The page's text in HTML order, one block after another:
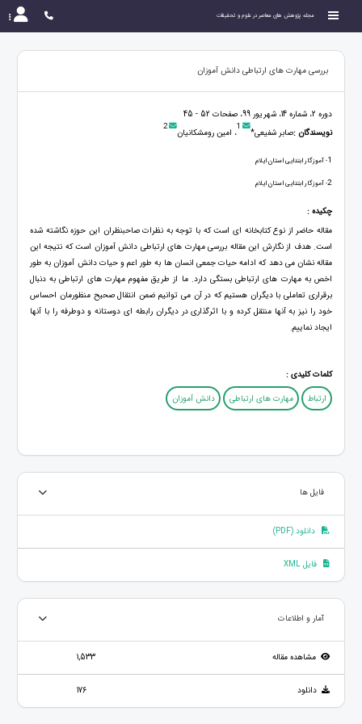
مجله پژوهش های معاصر در علوم و تحقیقات
بررسی مهارت های ارتباطی دانش آموزان
دوره 2، شماره 14، شهریور 99، صفحات 52 - 45
نویسندگان :صابر شفیعی* 1، امین رومشکانیان 2
1- آموزگار ابتدایی استان ایلام
2- آموزگار ابتدایی استان ایلام
چکیده :
مقاله حاضر از نوع کتابخانه ای است که با توجه به نظرات صاحبنظران این حوزه نگاشته شده
است. هدف از نگارش این مقاله بررسی مهارت های ارتباطی دانش آموزان است که نتیجه این
مقاله نشان می دهد که ادامه حیات جمعی انسان ها به طور اعم و حیات دانش آموزان به طور
اخص به مهارت های ارتباطی بستگی دارد. ما از طریق مفهوم مهارت های ارتباطی به دنبال
برقراری تعاملی با دیگران هستیم که در آن می توانیم ضمن انتقال صحیح منظورمان احساس
خود را نیز به آنها منتقل کرده و با اثرگذاری در دیگران رابطه ای دوستانه و دوطرفه را با آنها
ایجاد نماییم.
کلمات کلیدی :
ارتباط
مهارت های ارتباطی دانش آموزان
فایل ها
دانلود (PDF)
فایل XML
آمار و اطلاعات
مشاهده مقاله 1,533
دانلود 176